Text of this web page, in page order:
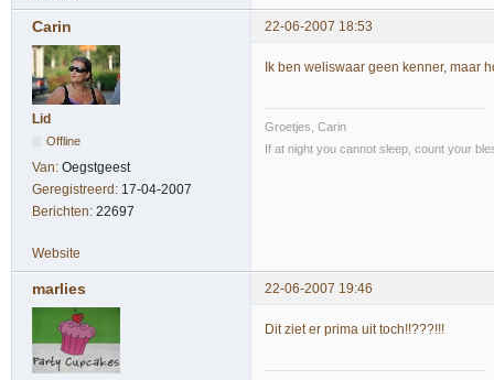
Carin 22-06-2007 18:53
Lid
Offline
Van: Oegstgeest
Geregistreerd: 17-04-2007
Berichten: 22697
Ik ben weliswaar geen kenner, maar
Groetjes, Carin
If at night you cannot sleep, count your
Website
marlies 22-06-2007 19:46
Dit ziet er prima uit toch!!???!!!